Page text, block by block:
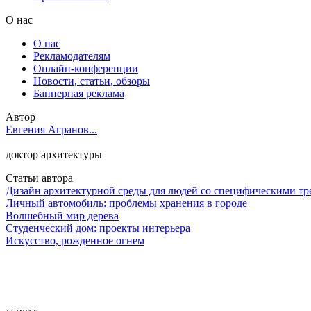
О нас
О нас
Рекламодателям
Онлайн-конференции
Новости, статьи, обзоры
Баннерная реклама
Автор
Евгения Агранов...
доктор архитектуры
Статьи автора
Дизайн архитектурной среды для людей со специфическими
Личный автомобиль: проблемы хранения в городе
Волшебный мир дерева
Cтуденческий дом: проекты интерьера
Искусство, рожденное огнем